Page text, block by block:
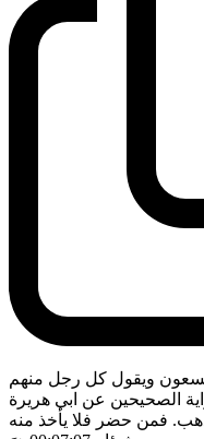
ويقول كل رجل منهم
الصحيحين عن ابي هريرة
فمن حضر فلا يأخذ منه